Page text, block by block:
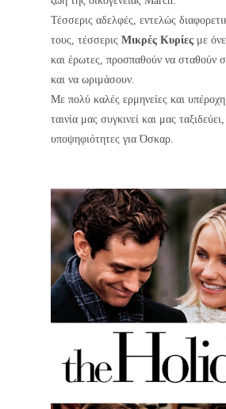
Τέσσερις αδελφές, εντελώς
τους, τέσσερις Μικρές Κυρίες με
και έρωτες, προσπαθούν να σταθούν
και να ωριμάσουν.
Με πολύ καλές ερμηνείες και
ταινία μας συγκινεί και μας
υποψηφιότητες για Όσκαρ.